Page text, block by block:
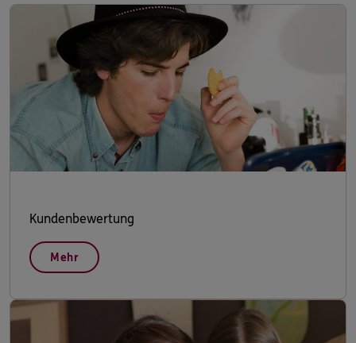
Kundenbewertung
Mehr